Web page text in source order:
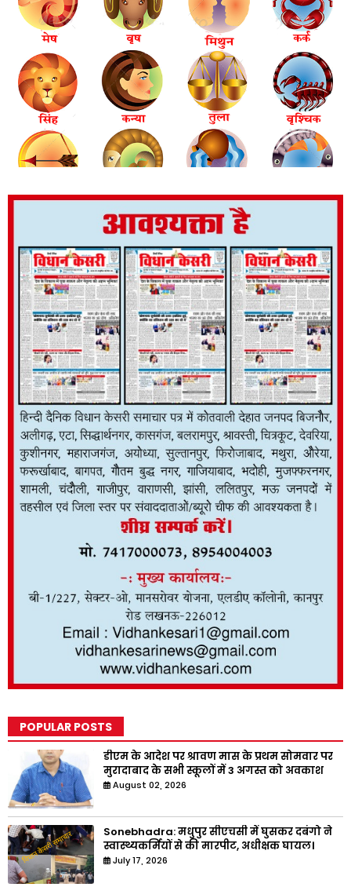
POPULAR POSTS
डीएम के आदेश पर श्रावण मास के प्रथम सोमवार पर
मुरादाबाद के सभी स्कूलों में 3 अगस्त को अवकाश
August 02, 2026
Sonebhadra: मधुपुर सीएचसी में घुसकर दबंगो ने
स्वास्थ्यकर्मियों से की मारपीट, अधीक्षक घायल।
July 17, 2026